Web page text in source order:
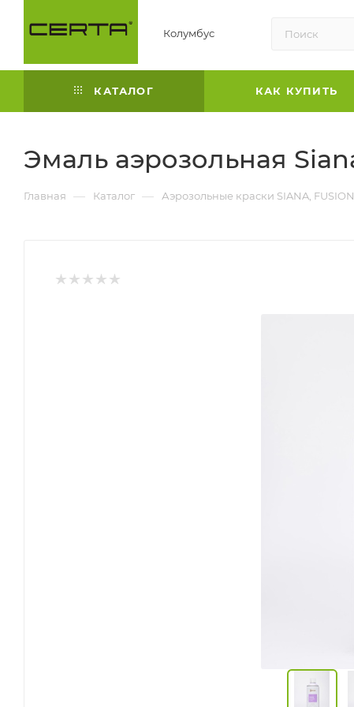
Колумбус
КАТАЛОГ КАК КУПИТЬ
Эмаль аэрозольная
Главная — Каталог — Аэрозольные краски SIANA, FUSION